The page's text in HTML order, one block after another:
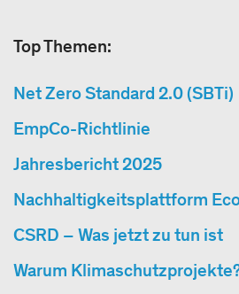
Top Themen:
Net Zero Standard 2.0 (SBTi)
EmpCo-Richtlinie
Jahresbericht 2025
Nachhaltigkeitsplattform
CSRD – Was jetzt zu tun ist
Warum